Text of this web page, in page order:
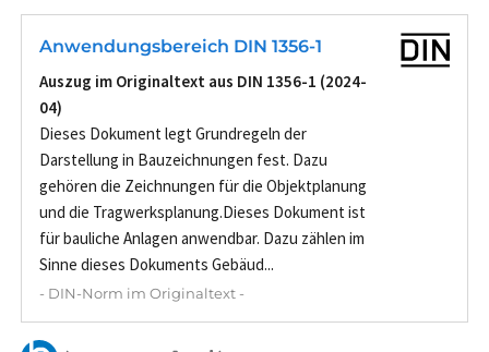
Anwendungsbereich DIN 1356-1
Auszug im Originaltext aus DIN 1356-1 (2024-
04)
Dieses Dokument legt Grundregeln der
Darstellung in Bauzeichnungen fest. Dazu
gehören die Zeichnungen für die Objektplanung
und die Tragwerksplanung.Dieses Dokument ist
für bauliche Anlagen anwendbar. Dazu zählen im
Sinne dieses Dokuments Gebäud...
- DIN-Norm im Originaltext -